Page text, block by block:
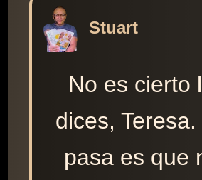
Stuart
No es cierto
dices,
pasa es que